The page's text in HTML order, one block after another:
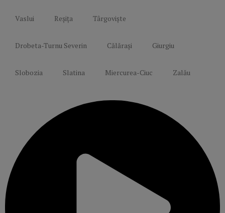
Vaslui Reșița Târgoviște
Drobeta-Turnu Severin Călărași Giurgiu
Slobozia Slatina Miercurea-Ciuc Zalău